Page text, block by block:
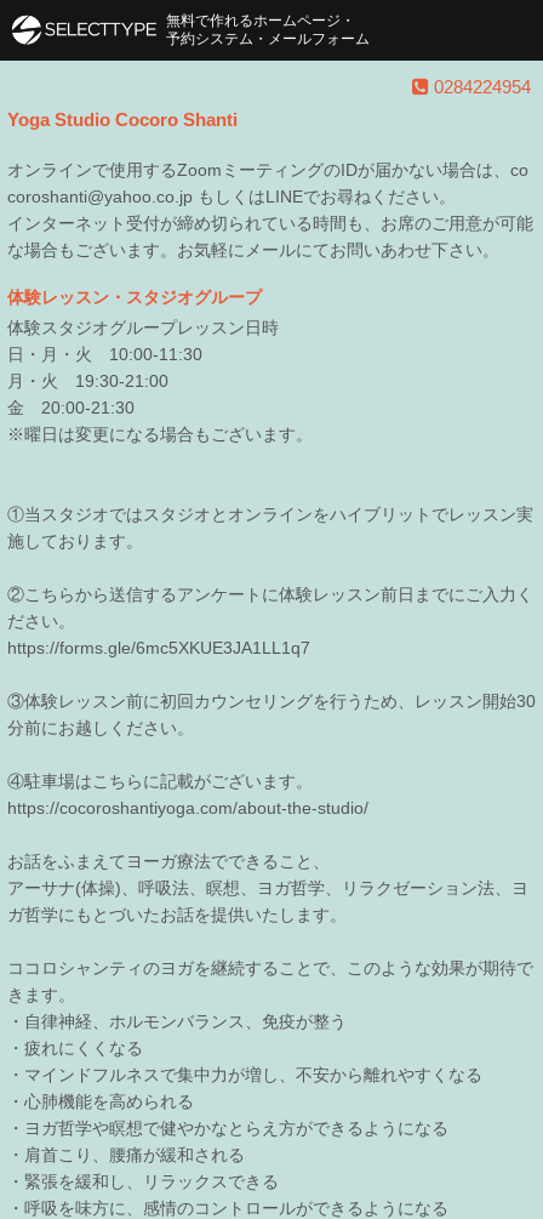
0284224954
Yoga Studio Cocoro Shanti
オンラインで使用するZoomミーティングのIDが届かない場合は、co
coroshanti@yahoo.co.jp もしくはLINEでお尋ねください。
インターネット受付が締め切られている時間も、お席のご用意が可能
な場合もございます。お気軽にメールにてお問いあわせ下さい。
体験レッスン・スタジオグループ
体験スタジオグループレッスン日時
日・月・火 10:00-11:30
月・火 19:30-21:00
金 20:00-21:30
※曜日は変更になる場合もございます。
①当スタジオではスタジオとオンラインをハイブリットでレッスン実
施しております。
②こちらから送信するアンケートに体験レッスン前日までにご入力く
ださい。
https://forms.gle/6mc5XKUE3JA1LL1q7
③体験レッスン前に初回カウンセリングを行うため、レッスン開始30
分前にお越しください。
④駐車場はこちらに記載がございます。
https://cocoroshantiyoga.com/about-the-studio/
お話をふまえてヨーガ療法でできること、
アーサナ(体操)、呼吸法、瞑想、ヨガ哲学、リラクゼーション法、ヨ
ガ哲学にもとづいたお話を提供いたします。
ココロシャンティのヨガを継続することで、このような効果が期待で
きます。
・自律神経、ホルモンバランス、免疫が整う
・疲れにくくなる
・マインドフルネスで集中力が増し、不安から離れやすくなる
・心肺機能を高められる
・ヨガ哲学や瞑想で健やかなとらえ方ができるようになる
・肩首こり、腰痛が緩和される
・緊張を緩和し、リラックスできる
・呼吸を味方に、感情のコントロールができるようになる
無料で作れるホームページ・
予約システム・メールフォーム